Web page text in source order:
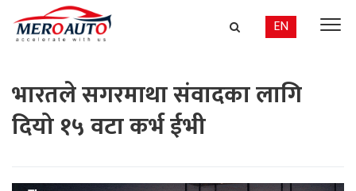
EN
भारतले सगरमाथा संवादका लागि
दियो १५ वटा कर्भ ईभी